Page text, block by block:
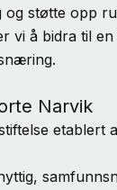
og støtte opp
vi å bidra til
Narvik
etablert